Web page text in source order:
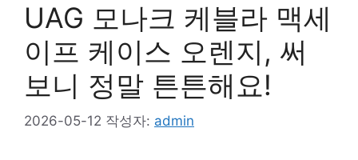
UAG 모나크 케블라 맥세
이프 케이스 오렌지, 써
보니 정말 튼튼해요!
2026-05-12 작성자: admin